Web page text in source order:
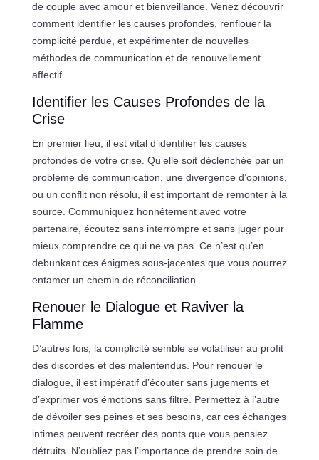
de couple avec amour et bienveillance. Venez découvrir
comment identifier les causes profondes, renflouer la
complicité perdue, et expérimenter de nouvelles
méthodes de communication et de renouvellement
affectif.
Identifier les Causes Profondes de la
Crise
En premier lieu, il est vital d’identifier les causes
profondes de votre crise. Qu’elle soit déclenchée par un
problème de communication, une divergence d’opinions,
ou un conflit non résolu, il est important de remonter à la
source. Communiquez honnêtement avec votre
partenaire, écoutez sans interrompre et sans juger pour
mieux comprendre ce qui ne va pas. Ce n’est qu’en
debunkant ces énigmes sous-jacentes que vous pourrez
entamer un chemin de réconciliation.
Renouer le Dialogue et Raviver la
Flamme
D’autres fois, la complicité semble se volatiliser au profit
des discordes et des malentendus. Pour renouer le
dialogue, il est impératif d’écouter sans jugements et
d’exprimer vos émotions sans filtre. Permettez à l’autre
de dévoiler ses peines et ses besoins, car ces échanges
intimes peuvent recréer des ponts que vous pensiez
détruits. N’oubliez pas l’importance de prendre soin de